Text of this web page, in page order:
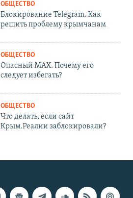
ОБЩЕСТВО
Блокирование Telegram. Как
решить проблему крымчанам
ОБЩЕСТВО
Опасный MAX. Почему его
следует избегать?
ОБЩЕСТВО
Что делать, если сайт
Крым.Реалии заблокировали?